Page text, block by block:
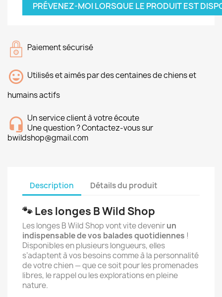
PRÉVENEZ-MOI LORSQUE LE PRODUIT EST
Paiement sécurisé
Utilisés et aimés par des centaines de chiens et
humains actifs
Un service client à votre écoute
Une question ? Contactez-vous sur
bwildshop@gmail.com
Description Détails du produit
🐾 Les longes B Wild Shop
Les longes B Wild Shop vont vite devenirun
indispensable de vos balades quotidiennes !
Disponibles en plusieurs longueurs, elles
s’adaptent à vos besoins comme à la personnalité
de votre chien — que ce soit pour les promenades
libres, le rappel ou les explorations en pleine
nature.